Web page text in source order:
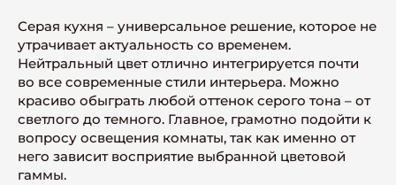
Серая кухня – универсальное решение, которое не
утрачивает актуальность со временем.
Нейтральный цвет отлично интегрируется почти
во все современные стили интерьера. Можно
красиво обыграть любой оттенок серого тона – от
светлого до темного. Главное, грамотно подойти к
вопросу освещения комнаты, так как именно от
него зависит восприятие выбранной цветовой
гаммы.